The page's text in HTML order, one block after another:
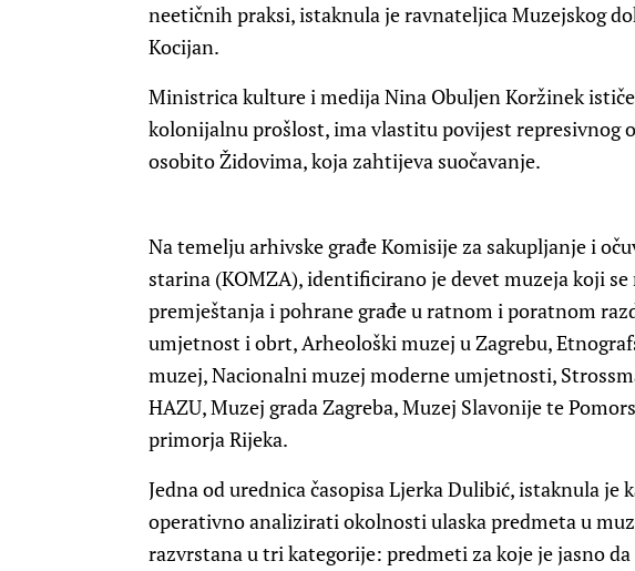
neetičnih praksi, istaknula je ravnateljica Muzejskog
Kocijan.
Ministrica kulture i medija Nina Obuljen Koržinek
kolonijalnu prošlost, ima vlastitu povijest represivnog
osobito Židovima, koja zahtijeva suočavanje.
Na temelju arhivske građe Komisije za sakupljanje i
starina (KOMZA), identificirano je devet muzeja koji
premještanja i pohrane građe u ratnom i poratnom
umjetnost i obrt, Arheološki muzej u Zagrebu,
muzej, Nacionalni muzej moderne umjetnosti,
HAZU, Muzej grada Zagreba, Muzej Slavonije te
primorja Rijeka.
Jedna od urednica časopisa Ljerka Dulibić, istaknula je
operativno analizirati okolnosti ulaska predmeta u
razvrstana u tri kategorije: predmeti za koje je jasno